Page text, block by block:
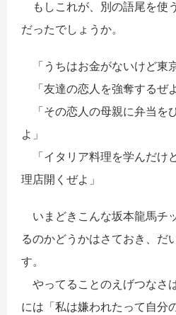
もしこれが、別の語尾を使
だったでしょうか。
「うちはお金がないけど東
「友達の恋人を強奪するぜよ
「その恋人の母親に弁当を
よ」
「イタリア料理を学んだけ
理店開くぜよ」
いまどきこんな坂本龍馬チ
るのかどうかはさておき、だ
す。
やってることのえげつなさ
には「私は嫌われたって自分